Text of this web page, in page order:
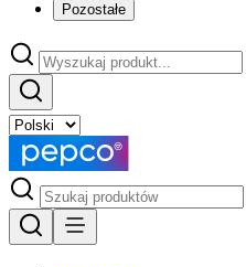
Pozostałe